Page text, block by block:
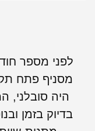
לפני מספר
מסניף פתח
היה סובלני,
בדיוק בזמן